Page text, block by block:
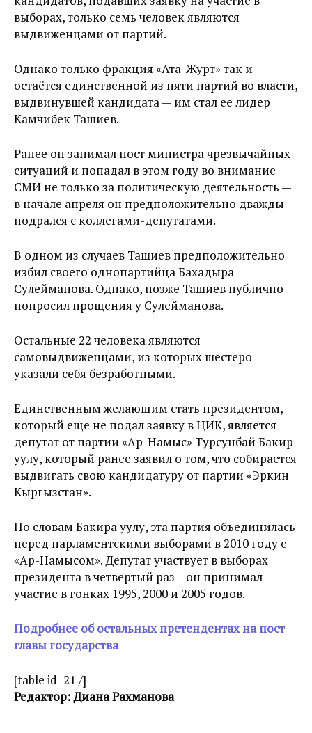
выборах, только семь человек являются
выдвиженцами от партий.
Однако только фракция «Ата-Журт» так и
остаётся единственной из пяти партий во власти,
выдвинувшей кандидата — им стал ее лидер
Камчибек Ташиев.
Ранее он занимал пост министра чрезвычайных
ситуаций и попадал в этом году во внимание
СМИ не только за политическую деятельность —
в начале апреля он предположительно дважды
подрался с коллегами-депутатами.
В одном из случаев Ташиев предположительно
избил своего однопартийца Бахадыра
Сулейманова. Однако, позже Ташиев публично
попросил прощения у Сулейманова.
Остальные 22 человека являются
самовыдвиженцами, из которых шестеро
указали себя безработными.
Единственным желающим стать президентом,
который еще не подал заявку в ЦИК, является
депутат от партии «Ар-Намыс» Турсунбай Бакир
уулу, который ранее заявил о том, что собирается
выдвигать свою кандидатуру от партии «Эркин
Кыргызстан».
По словам Бакира уулу, эта партия объединилась
перед парламентскими выборами в 2010 году с
«Ар-Намысом». Депутат участвует в выборах
президента в четвертый раз – он принимал
участие в гонках 1995, 2000 и 2005 годов.
Подробнее об остальных претендентах на пост
главы государства
[table id=21 /]
Редактор: Диана Рахманова